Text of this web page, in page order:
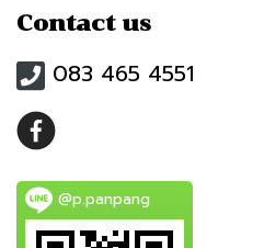
Contact us
083 465 4551
@p.panpang